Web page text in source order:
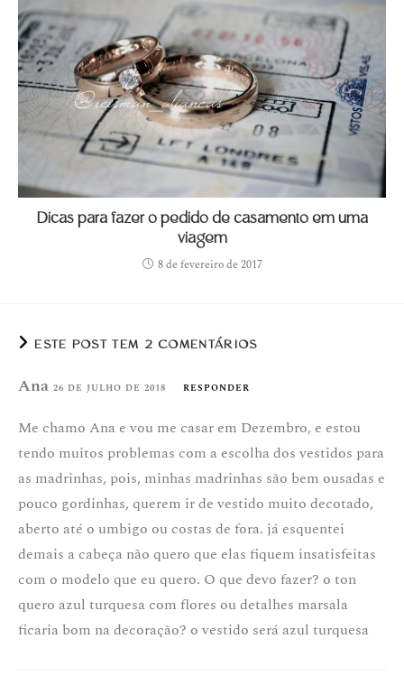
Dicas para fazer o pedido de casamento em uma
viagem
8 de fevereiro de 2017
ESTE POST TEM 2 COMENTÁRIOS
Ana 26 DE JULHO DE 2018 RESPONDER
Me chamo Ana e vou me casar em Dezembro, e estou
tendo muitos problemas com a escolha dos vestidos para
as madrinhas, pois, minhas madrinhas são bem ousadas e
pouco gordinhas, querem ir de vestido muito decotado,
aberto até o umbigo ou costas de fora. já esquentei
demais a cabeça não quero que elas fiquem insatisfeitas
com o modelo que eu quero. O que devo fazer? o ton
quero azul turquesa com flores ou detalhes marsala
ficaria bom na decoração? o vestido será azul turquesa